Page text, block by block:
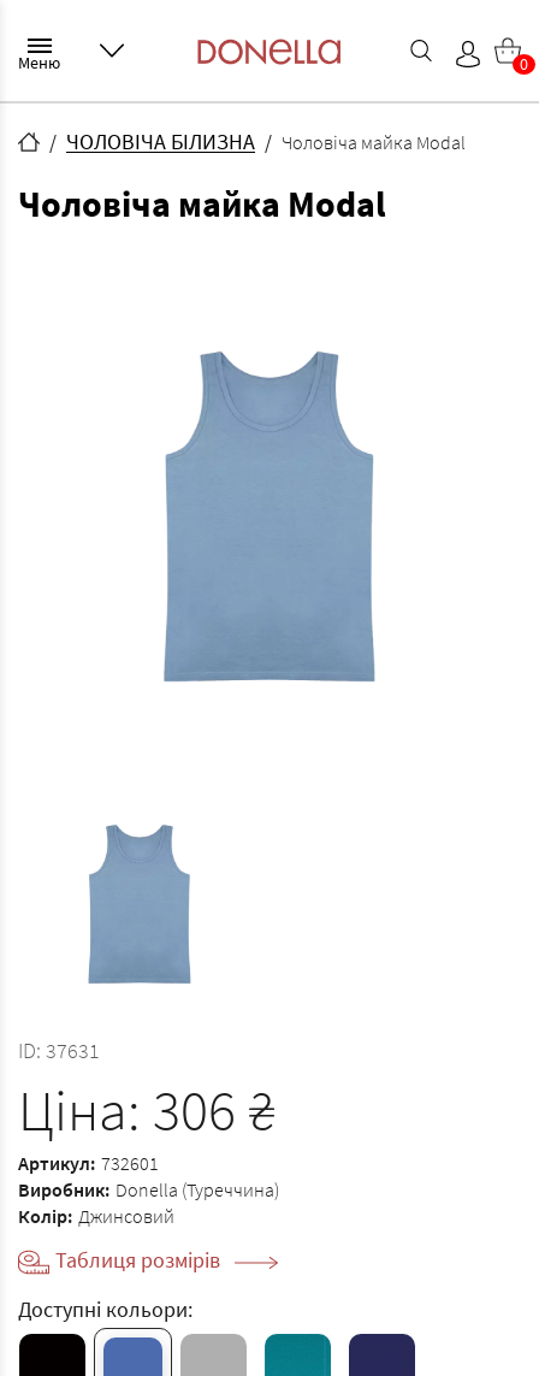
Меню 0
ЧОЛОВІЧА БІЛИЗНА Чоловіча майка Modal
Чоловіча майка Modal
ID: 37631
Ціна: 306 ₴
Артикул: 732601
Виробник: Donella (Туреччина)
Колір: Джинсовий
Таблиця розмірів
Доступні кольори: